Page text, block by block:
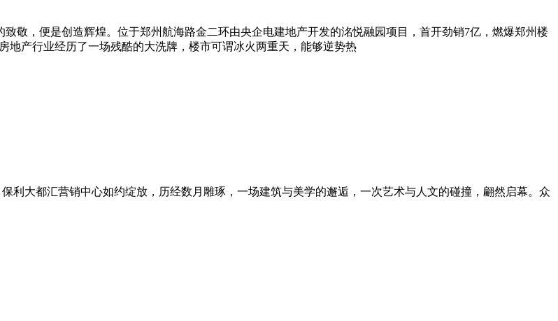
致敬，便是创造辉煌。位于郑州航海路金二环由央企电建地产开发的洺悦融园项目，首开劲销7亿，燃爆郑州楼
产行业经历了一场残酷的大洗牌，楼市可谓冰火两重天，能够逆势热
保利大都汇营销中心如约绽放，历经数月雕琢，一场建筑与美学的邂逅，一次艺术与人文的碰撞，翩然启幕。众